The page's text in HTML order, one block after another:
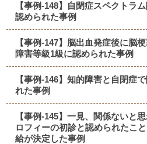
【事例-148】自閉症スペクトラ
認められた事例
【事例-147】脳出血発症後に脳
障害等級1級に認められた事例
【事例-146】知的障害と自閉症
れた事例
【事例-145】一見、関係ないと
ロフィーの初診と認められたこ
給が決定した事例